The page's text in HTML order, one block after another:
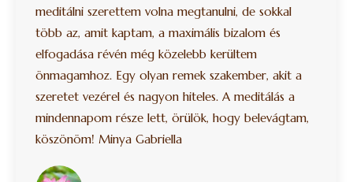
meditálni szerettem volna megtanulni, de sokkal
több az, amit kaptam, a maximális bizalom és
elfogadása révén még közelebb kerültem
önmagamhoz. Egy olyan remek szakember, akit a
szeretet vezérel és nagyon hiteles. A meditálás a
mindennapom része lett, örülök, hogy belevágtam,
köszönöm! Minya Gabriella